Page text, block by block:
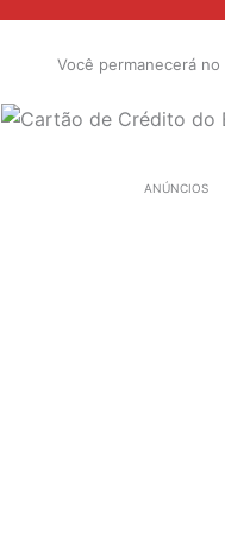
Você permanecerá
ANÚNCIOS